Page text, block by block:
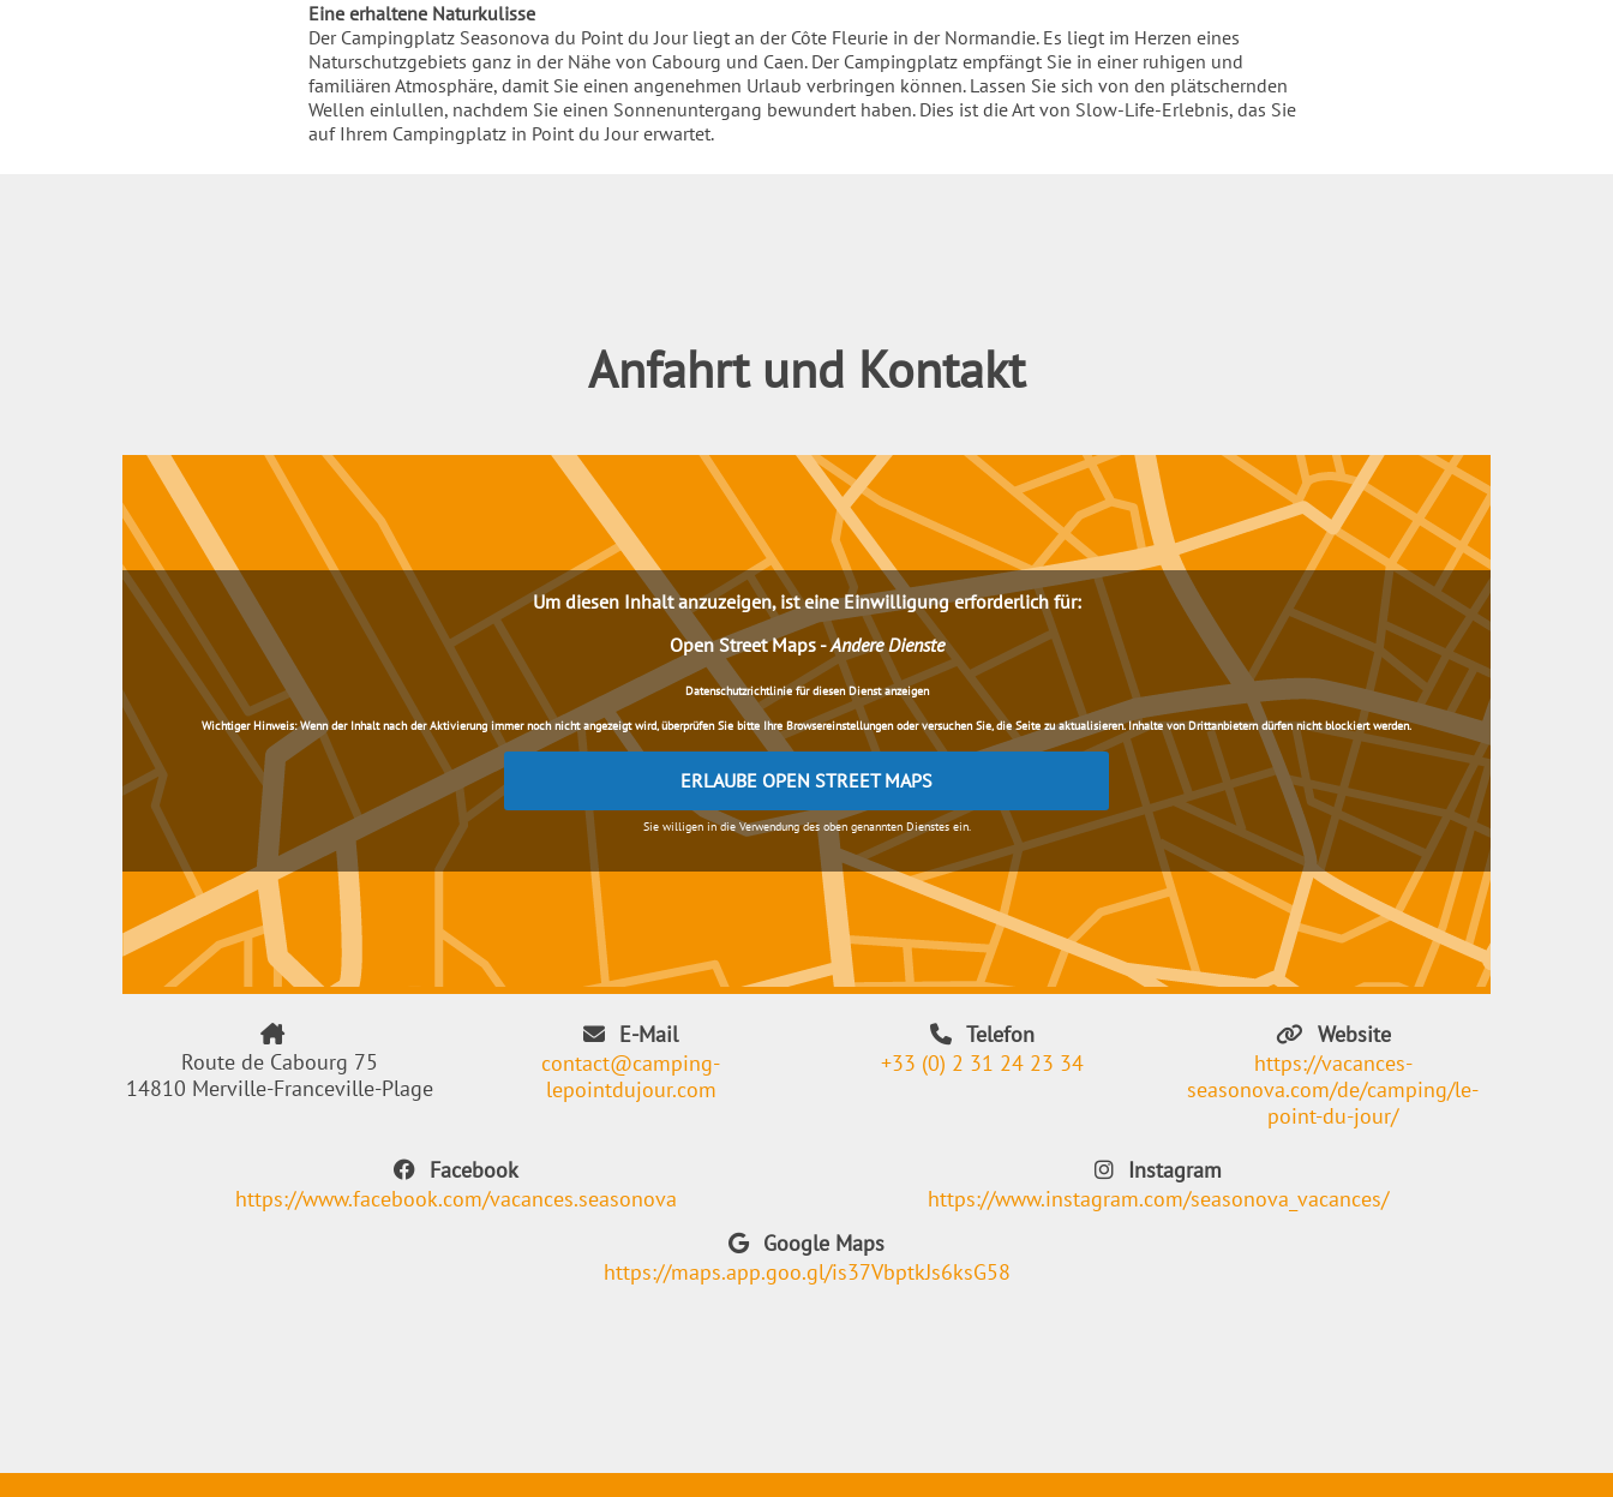
Eine erhaltene Naturkulisse
Der Campingplatz Seasonova du Point du Jour liegt an der Côte Fleurie in der Normandie. Es liegt im Herzen eines
Naturschutzgebiets ganz in der Nähe von Cabourg und Caen. Der Campingplatz empfängt Sie in einer ruhigen und
familiären Atmosphäre, damit Sie einen angenehmen Urlaub verbringen können. Lassen Sie sich von den plätschernden
Wellen einlullen, nachdem Sie einen Sonnenuntergang bewundert haben. Dies ist die Art von Slow-Life-Erlebnis, das Sie
auf Ihrem Campingplatz in Point du Jour erwartet.
Anfahrt und Kontakt
Um diesen Inhalt anzuzeigen, ist eine Einwilligung erforderlich für:
Open Street Maps-Andere Dienste
Datenschutzrichtlinie für diesen Dienst anzeigen
Wichtiger Hinweis:Wenn der Inhalt nach der Aktivierung immer noch nicht angezeigt wird, überprüfen Sie bitte Ihre Browsereinstellungen oder versuchen Sie, die Seite zu aktualisieren. Inhalte von Drittanbietern dürfen nicht blockiert werden.
ERLAUBE OPEN STREET MAPS
Sie willigen in die Verwendung des oben genannten Dienstes ein.
Route de Cabourg 75
14810 Merville-Franceville-Plage
E-Mail
contact@camping-
lepointdujour.com
Telefon
+33 (0) 2 31 24 23 34
Website
https://vacances-
seasonova.com/de/camping/le-
point-du-jour/
Facebook
https://www.facebook.com/vacances.seasonova
Instagram
https://www.instagram.com/seasonova_vacances/
Google Maps
https://maps.app.goo.gl/is37VbptkJs6ksG58